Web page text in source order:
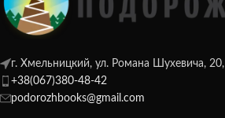
г. Хмельницкий, ул. Романа Шухевича, 20,
+38(067)380-48-42
podorozhbooks@gmail.com